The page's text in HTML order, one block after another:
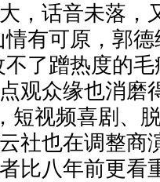
，话音未落，
有可原，郭
了蹭热度的
观众缘也消磨
短视频喜剧、
社也在调整商
比八年前更看